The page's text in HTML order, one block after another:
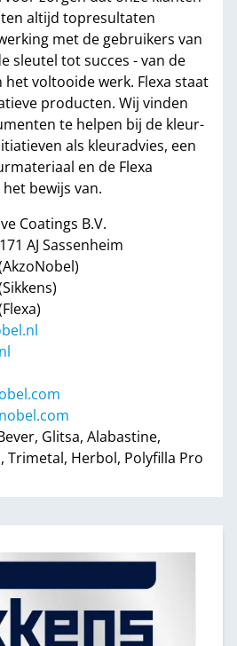
altijd topresultaten
met de gebruikers van
sleutel tot succes - van de
voltooide werk. Flexa staat
producten. Wij vinden
te helpen bij de kleur-
als kleuradvies, een
en de Flexa
bewijs van.
Coatings B.V.
AJ Sassenheim
Glitsa, Alabastine,
Trimetal, Herbol, Polyfilla Pro